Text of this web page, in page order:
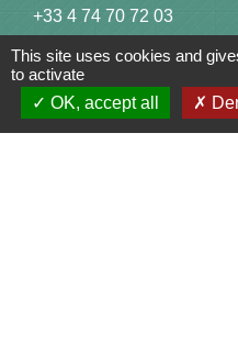
+33 4 74 70 72 03
This site uses cookies and
to activate
OK, accept all